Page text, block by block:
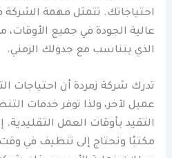
احتياجاتك. تتمثل مهمة
عالية الجودة في جميع الأوقات،
الذي يتناسب مع جدولك الزمني.
تدرك شركة زمردة أن احتياجات
عميل لآخر، ولذا توفر خدمات
التقيد بأوقات العمل التقليدية.
مكتبًا وتحتاج إلى تنظيف في